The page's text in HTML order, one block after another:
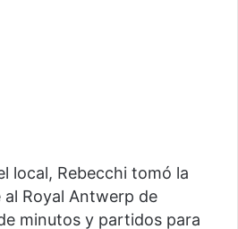
local, Rebecchi tomó la
al Royal Antwerp de
minutos y partidos para